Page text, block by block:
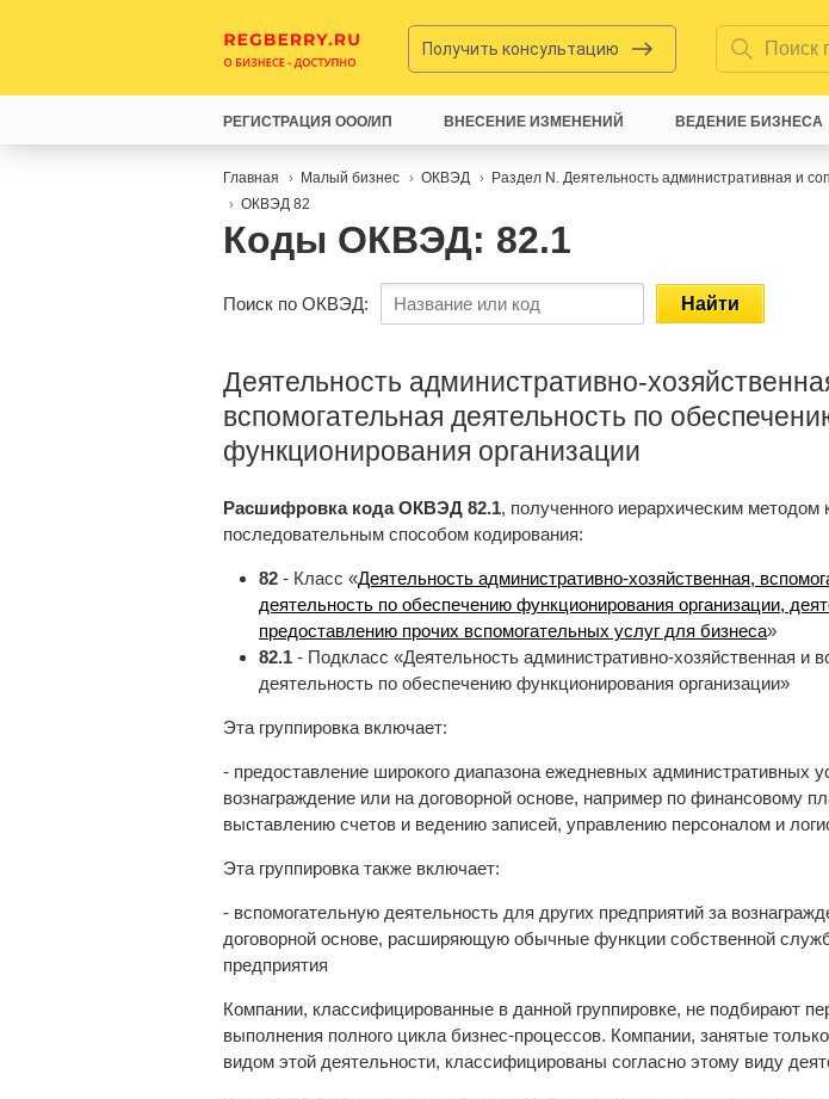
Получить консультацию
Главная Малый бизнес ОКВЭД
Раздел N. Деятельность административная и
ОКВЭД 82
Коды ОКВЭД: 82.1
Поиск по ОКВЭД: Найти
Деятельность административно-
вспомогательная деятельность по
функционирования организации
Расшифровка кода ОКВЭД 82.1, полученного иерархическим методом
последовательным способом кодирования:
82 - Класс «Деятельность административно-хозяйственная,
деятельность по обеспечению функционирования организации,
предоставлению прочих вспомогательных услуг для бизнеса»
82.1 - Подкласс «Деятельность административно-хозяйственная и
деятельность по обеспечению функционирования организации»
Эта группировка включает:
- предоставление широкого диапазона ежедневных административных
вознаграждение или на договорной основе, например по финансовому
выставлению счетов и ведению записей, управлению персоналом и
Эта группировка также включает:
- вспомогательную деятельность для других предприятий за
договорной основе, расширяющую обычные функции собственной
предприятия
Компании, классифицированные в данной группировке, не подбирают
выполнения полного цикла бизнес-процессов. Компании, занятые
видом этой деятельности, классифицированы согласно этому виду
РЕГИСТРАЦИЯ ООО/ИП ВНЕСЕНИЕ ИЗМЕНЕНИЙ ВЕДЕНИЕ БИЗНЕСА